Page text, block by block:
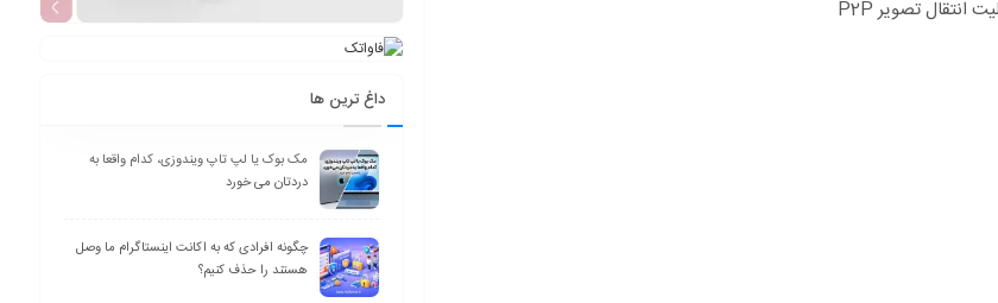
داغ ترین ها
مک بوک یا لپ تاپ ویندوزی، کدام واقعا به
دردتان می خورد
چگونه افرادی که به اکانت اینستاگرام ما وصل
هستند را حذف کنیم؟